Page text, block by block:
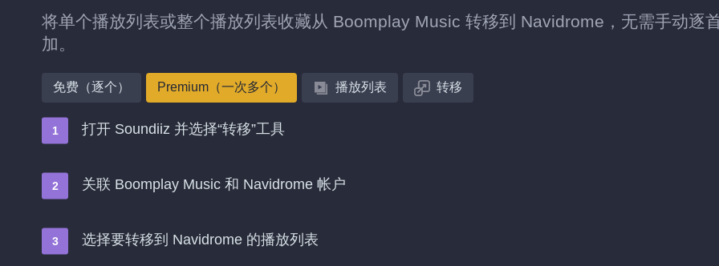
将单个播放列表或整个播放列表收藏从 Boomplay Music 转移到 Navidrome，无需手动逐
加。
免费（逐个） Premium（一次多个） 播放列表 转移
打开 Soundiiz 并选择“转移”工具
关联 Boomplay Music 和 Navidrome 帐户
选择要转移到 Navidrome 的播放列表